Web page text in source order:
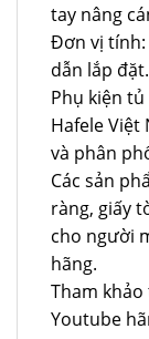
tay nâng
Đơn vị tính:
dẫn lắp đặt.
Phụ kiện
Hafele Việt
và phân
Các sản
ràng, giấy
cho người
hãng.
Tham
Youtube